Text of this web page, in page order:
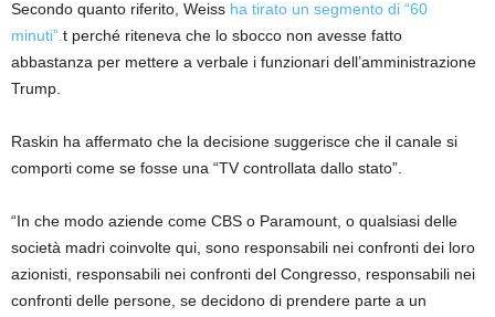
Secondo quanto riferito, Weiss ha tirato un segmento di “60
minuti”. t perché riteneva che lo sbocco non avesse fatto
abbastanza per mettere a verbale i funzionari dell’amministrazione
Trump.
Raskin ha affermato che la decisione suggerisce che il canale si
comporti come se fosse una “TV controllata dallo stato”.
“In che modo aziende come CBS o Paramount, o qualsiasi delle
società madri coinvolte qui, sono responsabili nei confronti dei loro
azionisti, responsabili nei confronti del Congresso, responsabili nei
confronti delle persone, se decidono di prendere parte a un